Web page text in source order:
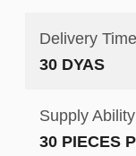
Delivery Time
30 DYAS
Supply Ability
30 PIECES